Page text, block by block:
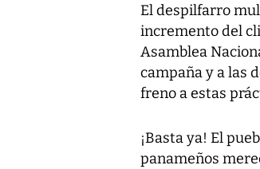
El despilfarro
incremento del
Asamblea
campaña y a las
freno a estas
¡Basta ya! El
panameños